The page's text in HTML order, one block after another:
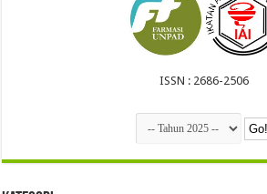
ISSN : 2686-2506